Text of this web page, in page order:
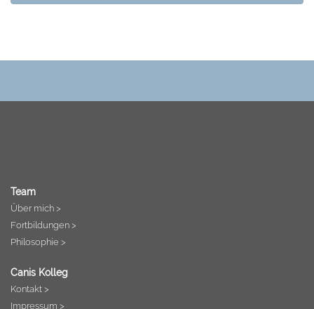
Team
Über mich >
Fortbildungen >
Philosophie >
Canis Kolleg
Kontakt >
Impressum >